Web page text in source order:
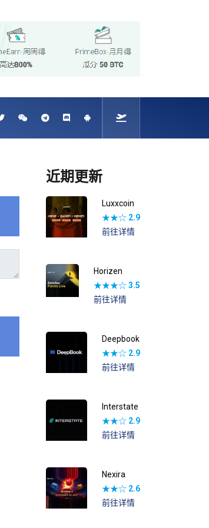
近期更新
Luxxcoin
★★☆ 2.9
前往详情
Horizen
★★★☆3.5
前往详情
Deepbook
★★☆ 2.9
前往详情
Interstate
★★☆ 2.9
前往详情
Nexira
★★☆ 2.6
前往详情